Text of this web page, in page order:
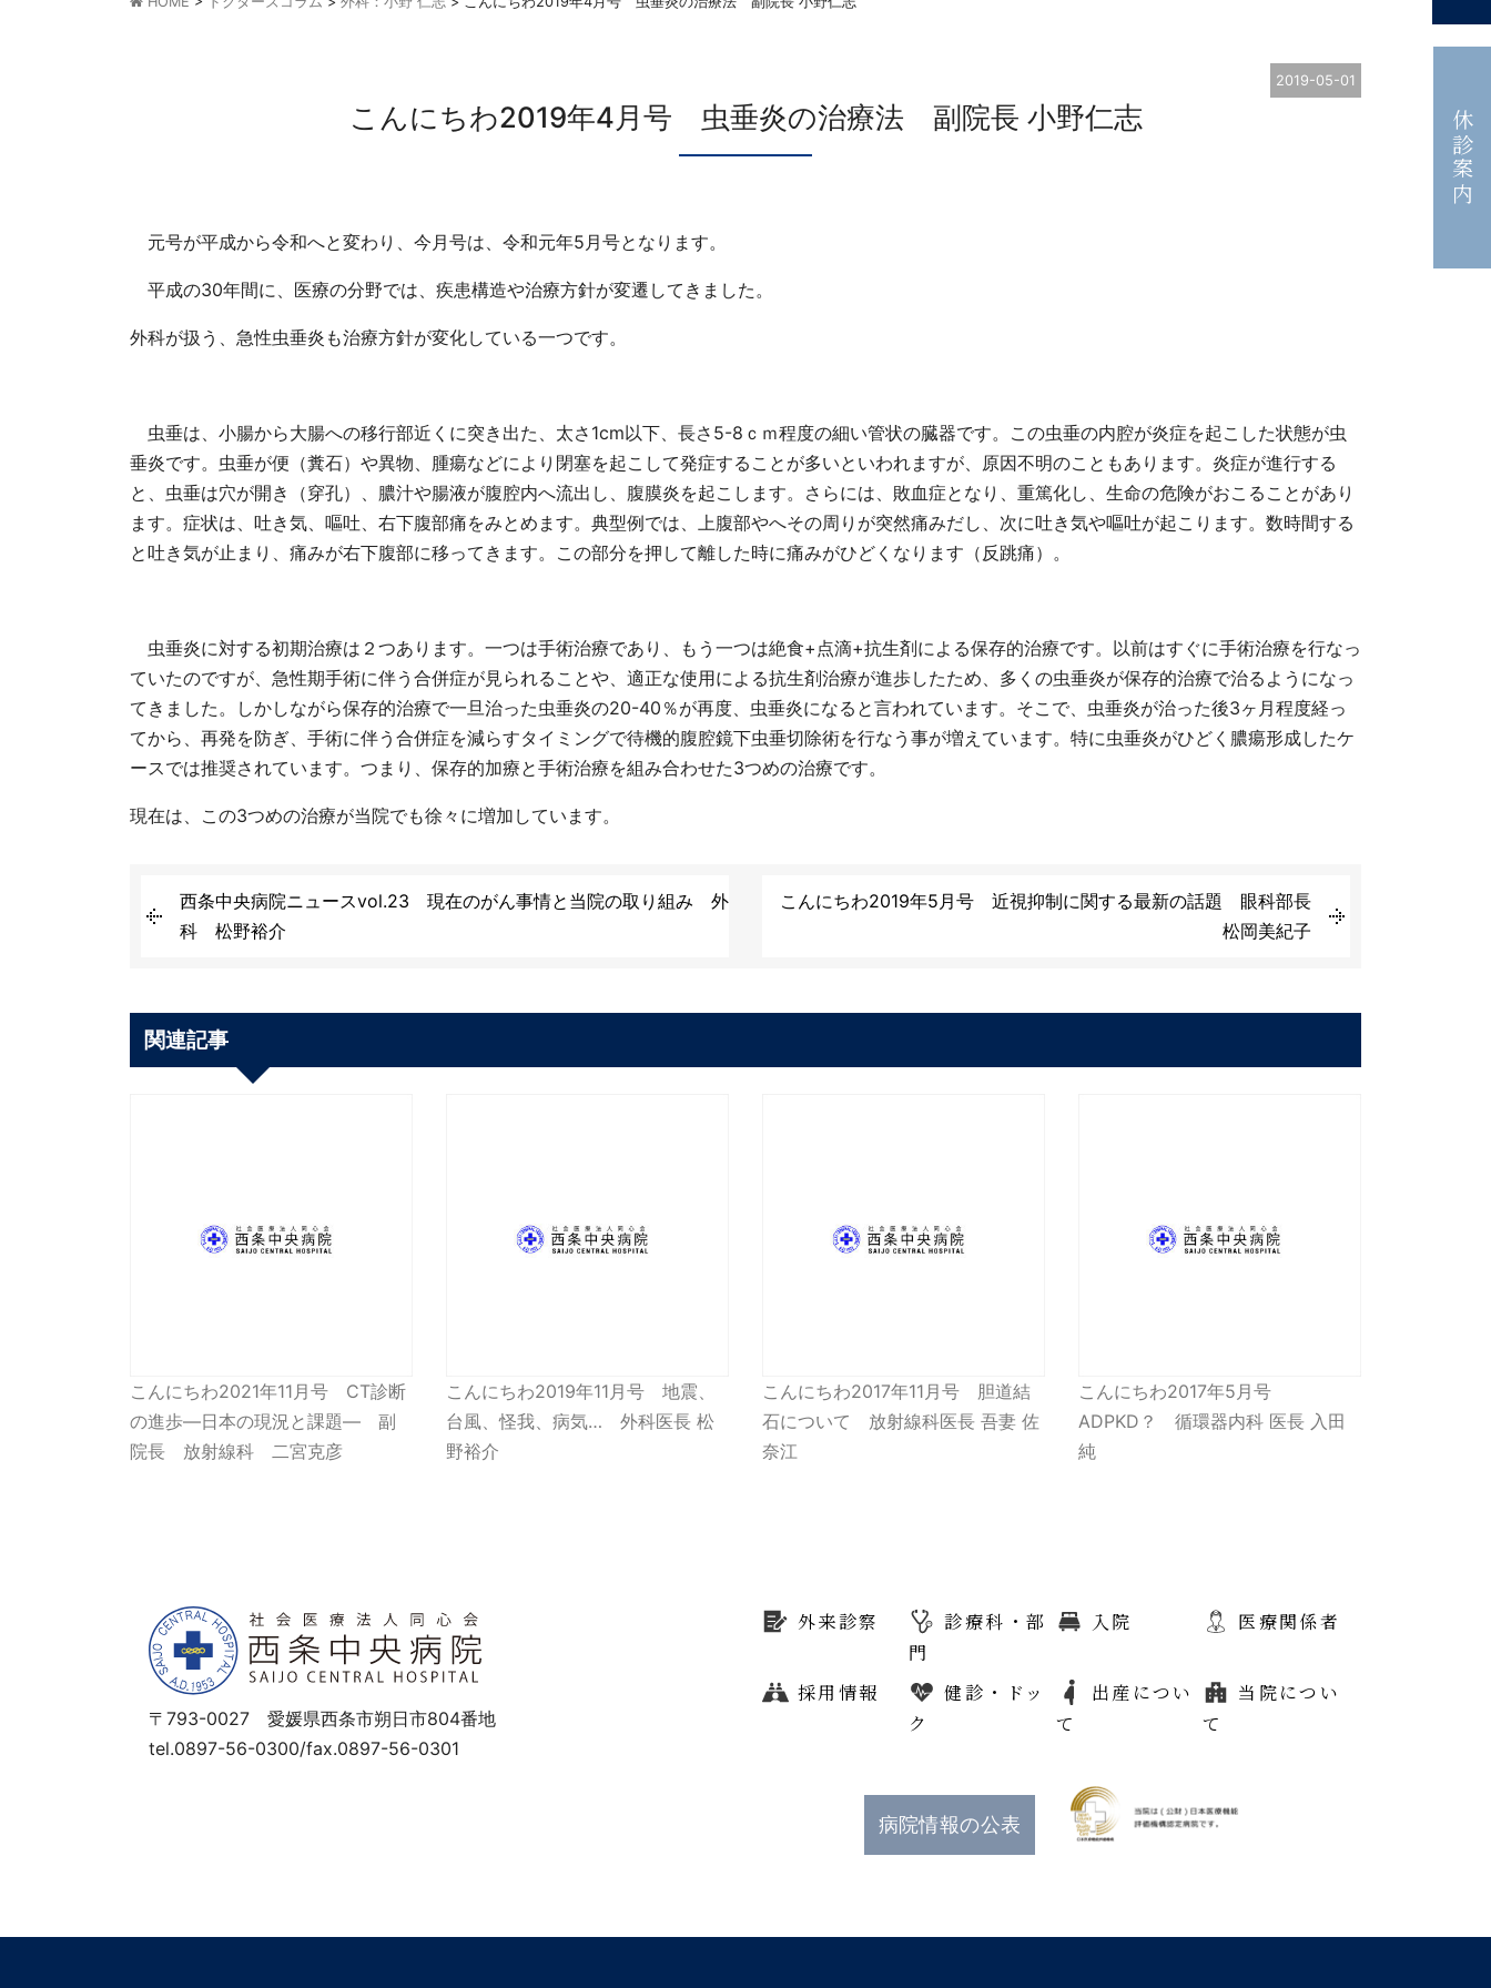
2019-05-01
こんにちわ2019年4月号 虫垂炎の治療法 副院長 小野仁志
元号が平成から令和へと変わり、今月号は、令和元年5月号となります。
平成の30年間に、医療の分野では、疾患構造や治療方針が変遷してきました。
外科が扱う、急性虫垂炎も治療方針が変化している一つです。
虫垂は、小腸から大腸への移行部近くに突き出た、太さ1cm以下、長さ5-8ｃｍ程度の細い管状の臓器です。この虫垂の内腔が炎症を起こした状態が虫
垂炎です。虫垂が便（糞石）や異物、腫瘍などにより閉塞を起こして発症することが多いといわれますが、原因不明のこともあります。炎症が進行する
と、虫垂は穴が開き（穿孔）、膿汁や腸液が腹腔内へ流出し、腹膜炎を起こします。さらには、敗血症となり、重篤化し、生命の危険がおこることがあり
ます。症状は、吐き気、嘔吐、右下腹部痛をみとめます。典型例では、上腹部やへその周りが突然痛みだし、次に吐き気や嘔吐が起こります。数時間する
と吐き気が止まり、痛みが右下腹部に移ってきます。この部分を押して離した時に痛みがひどくなります（反跳痛）。
虫垂炎に対する初期治療は２つあります。一つは手術治療であり、もう一つは絶食+点滴+抗生剤による保存的治療です。以前はすぐに手術治療を行なっ
ていたのですが、急性期手術に伴う合併症が見られることや、適正な使用による抗生剤治療が進歩したため、多くの虫垂炎が保存的治療で治るようになっ
てきました。しかしながら保存的治療で一旦治った虫垂炎の20-40％が再度、虫垂炎になると言われています。そこで、虫垂炎が治った後3ヶ月程度経っ
てから、再発を防ぎ、手術に伴う合併症を減らすタイミングで待機的腹腔鏡下虫垂切除術を行なう事が増えています。特に虫垂炎がひどく膿瘍形成したケ
ースでは推奨されています。つまり、保存的加療と手術治療を組み合わせた3つめの治療です。
現在は、この3つめの治療が当院でも徐々に増加しています。
西条中央病院ニュースvol.23 現在のがん事情と当院の取り組み 外
科 松野裕介
こんにちわ2019年5月号 近視抑制に関する最新の話題 眼科部長
松岡美紀子
関連記事
こんにちわ2021年11月号 CT診断
の進歩―日本の現況と課題― 副
院長 放射線科 二宮克彦
こんにちわ2019年11月号 地震、
台風、怪我、病気… 外科医長 松
野裕介
こんにちわ2017年11月号 胆道結
石について 放射線科医長 吾妻 佐
奈江
こんにちわ2017年5月号
ADPKD？ 循環器内科 医長 入田
純
休診案内
〒793-0027 愛媛県西条市朔日市804番地
tel.0897-56-0300/fax.0897-56-0301
外来診察
診療科・部
門
入院 医療関係者
採用情報
健診・ドッ
ク
出産につい
て
当院につい
て
病院情報の公表